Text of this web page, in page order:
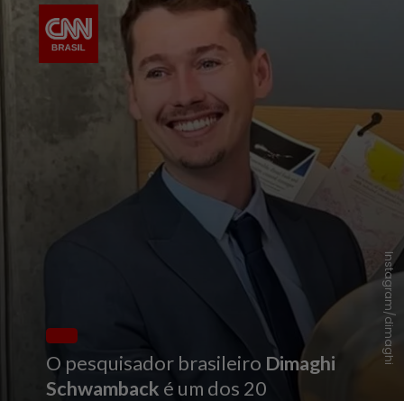
O pesquisador brasileiro Dimaghi
Schwamback é um dos 20
Instagram/dimaghi